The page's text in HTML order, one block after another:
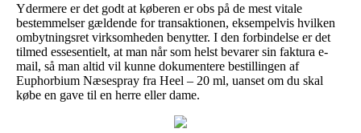
Ydermere er det godt at køberen er obs på de mest vitale
bestemmelser gældende for transaktionen, eksempelvis hvilken
ombytningsret virksomheden benytter. I den forbindelse er det
tilmed essesentielt, at man når som helst bevarer sin faktura e-
mail, så man altid vil kunne dokumentere bestillingen af
Euphorbium Næsespray fra Heel – 20 ml, uanset om du skal
købe en gave til en herre eller dame.